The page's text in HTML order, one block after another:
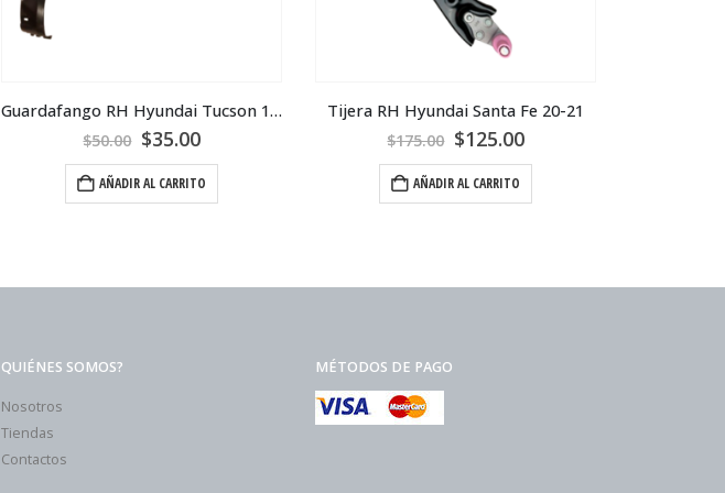
Guardafango RH Hyundai Tucson 15-17
$50.00 $35.00
AÑADIR AL CARRITO
Tijera RH Hyundai Santa Fe 20-21
$175.00 $125.00
AÑADIR AL CARRITO
QUIÉNES SOMOS?
Nosotros
Tiendas
Contactos
MÉTODOS DE PAGO